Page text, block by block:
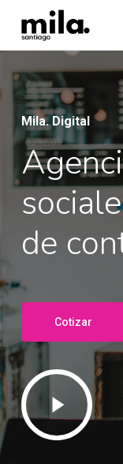
content
Mila. Digital
de
Cotizar
Play
Video